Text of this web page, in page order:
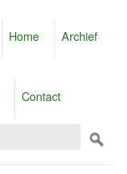
Home Archief
Contact